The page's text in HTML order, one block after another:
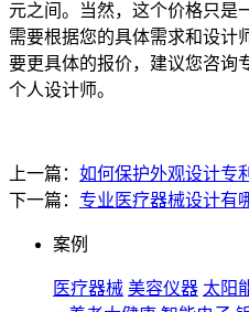
元之间。当然，这个价格只是
需要根据您的具体需求和设计
要更具体的报价，建议您咨询
个人设计师。
上一篇： 如何保护外观设计专
下一篇： 专业医疗器械设计有
案例
医疗器械 美容仪器 太阳